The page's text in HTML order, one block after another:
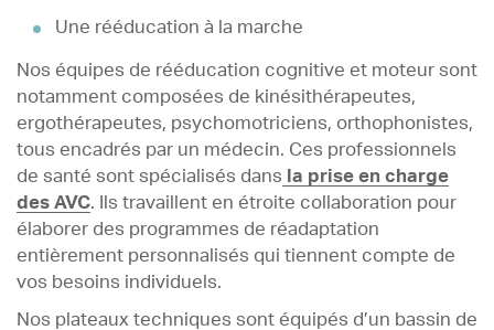
Une rééducation à la marche
Nos équipes de rééducation cognitive et moteur sont
notamment composées de kinésithérapeutes,
ergothérapeutes, psychomotriciens, orthophonistes,
tous encadrés par un médecin. Ces professionnels
de santé sont spécialisés dans la prise en charge
des AVC. Ils travaillent en étroite collaboration pour
élaborer des programmes de réadaptation
entièrement personnalisés qui tiennent compte de
vos besoins individuels.
Nos plateaux techniques sont équipés d’un bassin de